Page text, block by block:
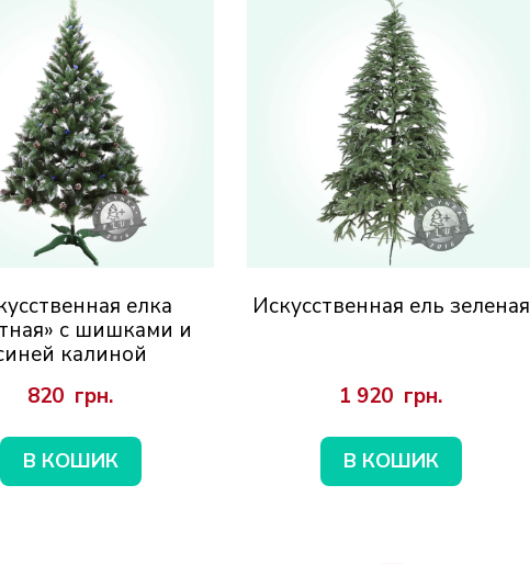
елка
с шишками и
калиной
820  грн.
В КОШИК
Искусственная ель зеленая
1 920  грн.
В КОШИК